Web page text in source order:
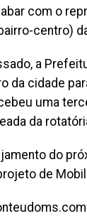
com o
centro)
a
da cidade
uma
da
do
de